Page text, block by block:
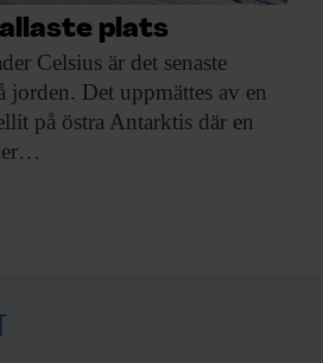
plats
Celsius är det senaste
jorden. Det uppmättes av en
på östra Antarktis där en